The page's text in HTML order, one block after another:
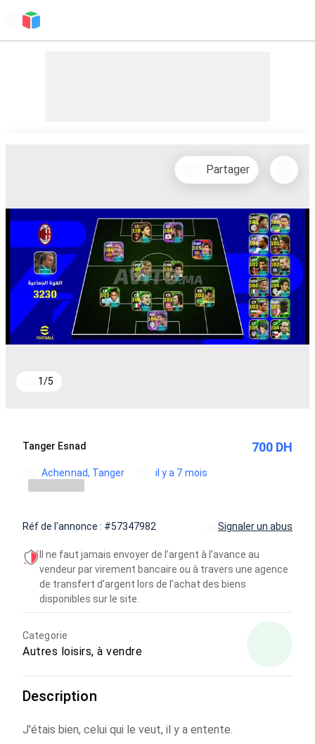
1/5
Partager
Tanger Esnad 700 DH
Achennad, Tanger il y a 7 mois
Réf de l'annonce : #57347982 Signaler un abus
Il ne faut jamais envoyer de l’argent à l’avance au
vendeur par virement bancaire ou à travers une agence
de transfert d’argent lors de l’achat des biens
disponibles sur le site.
Categorie
Autres loisirs, à vendre
Description
J'étais bien, celui qui le veut, il y a entente.